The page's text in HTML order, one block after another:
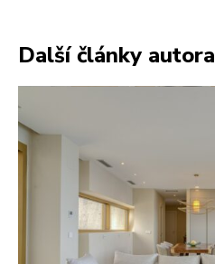
Další články autora